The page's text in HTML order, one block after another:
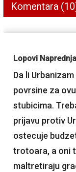
Komentara
Lopovi
Da li
povrsine za
stubicima.
prijavu protiv
ostecuje
trotoara, a oni
maltretiraju